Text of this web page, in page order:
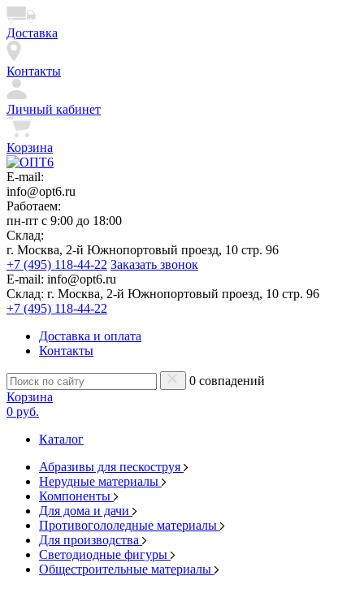
Доставка
Контакты
Личный кабинет
Корзина
E-mail:
info@opt6.ru
Работаем:
пн-пт с 9:00 до 18:00
Склад:
г. Москва, 2-й Южнопортовый проезд, 10 стр. 96
+7 (495) 118-44-22 Заказать звонок
E-mail: info@opt6.ru
Склад: г. Москва, 2-й Южнопортовый проезд, 10 стр. 96
+7 (495) 118-44-22
Доставка и оплата
Контакты
0 совпадений
Корзина
0 руб.
Каталог
Абразивы для пескоструя
Нерудные материалы
Компоненты
Для дома и дачи
Противогололедные материалы
Для производства
Светодиодные фигуры
Общестроительные материалы